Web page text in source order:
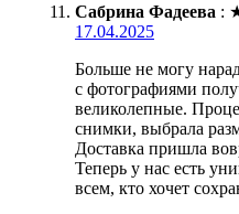
Сабрина Фадеева :
17.04.2025
Больше не могу
с фотографиями
великолепные.
снимки, выбрала
Доставка пришла
Теперь у нас есть
всем, кто хочет